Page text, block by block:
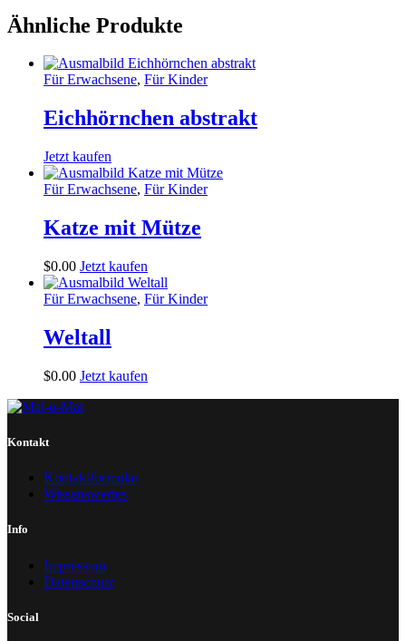
Ähnliche Produkte
Für Erwachsene, Für Kinder
Eichhörnchen abstrakt
Jetzt kaufen
Für Erwachsene, Für Kinder
Katze mit Mütze
$0.00 Jetzt kaufen
Für Erwachsene, Für Kinder
Weltall
$0.00 Jetzt kaufen
Kontakt
Kontaktformular
Wissenswertes
Info
Impressum
Datenschutz
Social